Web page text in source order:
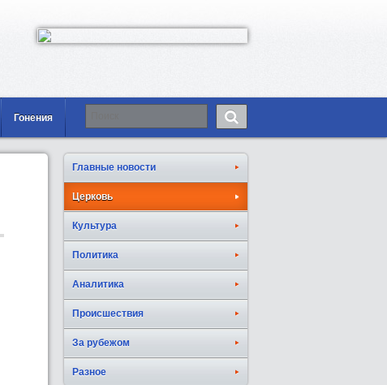
Гонения
Главные новости
Церковь
Культура
Политика
Аналитика
Происшествия
За рубежом
Разное